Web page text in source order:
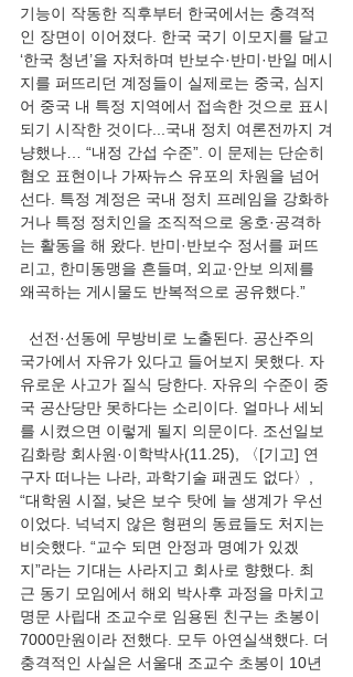
기능이 작동한 직후부터 한국에서는 충격적
인 장면이 이어졌다. 한국 국기 이모지를 달고
‘한국 청년’을 자처하며 반보수·반미·반일 메시
지를 퍼뜨리던 계정들이 실제로는 중국, 심지
어 중국 내 특정 지역에서 접속한 것으로 표시
되기 시작한 것이다...국내 정치 여론전까지 겨
냥했나… “내정 간섭 수준”. 이 문제는 단순히
혐오 표현이나 가짜뉴스 유포의 차원을 넘어
선다. 특정 계정은 국내 정치 프레임을 강화하
거나 특정 정치인을 조직적으로 옹호·공격하
는 활동을 해 왔다. 반미·반보수 정서를 퍼뜨
리고, 한미동맹을 흔들며, 외교·안보 의제를
왜곡하는 게시물도 반복적으로 공유했다.”
선전·선동에 무방비로 노출된다. 공산주의
국가에서 자유가 있다고 들어보지 못했다. 자
유로운 사고가 질식 당한다. 자유의 수준이 중
국 공산당만 못하다는 소리이다. 얼마나 세뇌
를 시켰으면 이렇게 될지 의문이다. 조선일보
김화랑 회사원·이학박사(11.25), 〈[기고] 연
구자 떠나는 나라, 과학기술 패권도 없다〉,
“대학원 시절, 낮은 보수 탓에 늘 생계가 우선
이었다. 넉넉지 않은 형편의 동료들도 처지는
비슷했다. “교수 되면 안정과 명예가 있겠
지”라는 기대는 사라지고 회사로 향했다. 최
근 동기 모임에서 해외 박사후 과정을 마치고
명문 사립대 조교수로 임용된 친구는 초봉이
7000만원이라 전했다. 모두 아연실색했다. 더
충격적인 사실은 서울대 조교수 초봉이 10년